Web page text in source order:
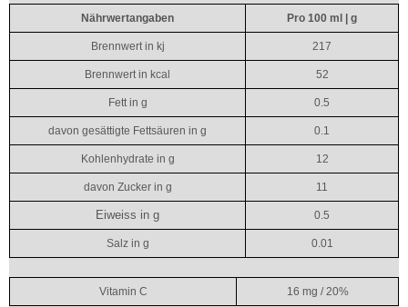
Nährwertangaben Pro 100 ml | g
Brennwert in kj 217
Brennwert in kcal 52
Fett in g 0.5
davon gesättigte Fettsäuren in g 0.1
Kohlenhydrate in g 12
davon Zucker in g 11
Eiweiss in g 0.5
Salz in g 0.01
Vitamin C 16 mg / 20%